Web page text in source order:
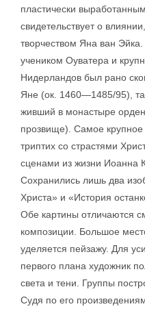
пластически
свидетельствует о
творчеством Яна ван
учеником Оуватера и
Нидерландов был рано
Яне (ок. 1460—1485/95),
живший в монастыре
прозвище). Самое
триптих со страстями
сценами из жизни Иоанна
Сохранились лишь два
Христа» и «История
Обе картины отличаются
композиции. Большое
уделяется пейзажу. Для
первого плана художник
света и тени. Группы
Судя по его